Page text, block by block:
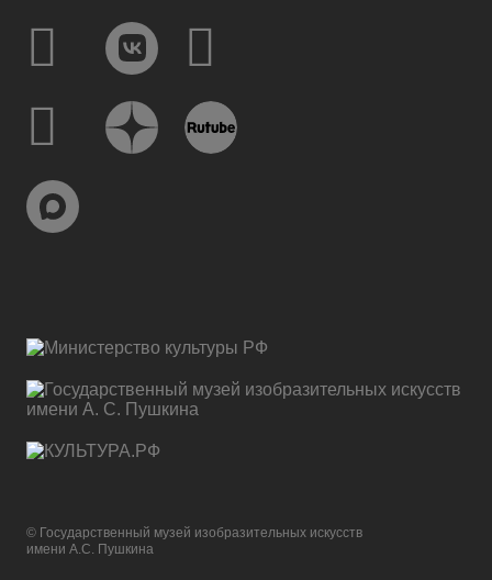
© Государственный музей изобразительных искусств
имени А.С. Пушкина